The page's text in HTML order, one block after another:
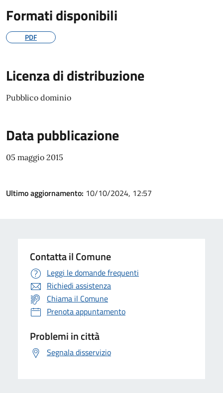
Formati disponibili
PDF
Licenza di distribuzione
Pubblico dominio
Data pubblicazione
05 maggio 2015
Ultimo aggiornamento: 10/10/2024, 12:57
Contatta il Comune
Leggi le domande frequenti
Richiedi assistenza
Chiama il Comune
Prenota appuntamento
Problemi in città
Segnala disservizio